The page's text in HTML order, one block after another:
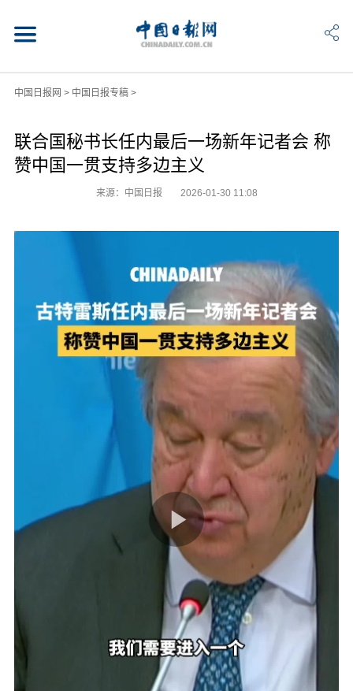
中国日报网 > 中国日报专稿>
联合国秘书长任内最后一场新年记者会 称
赞中国一贯支持多边主义
来源：中国日报 2026-01-30 11:08